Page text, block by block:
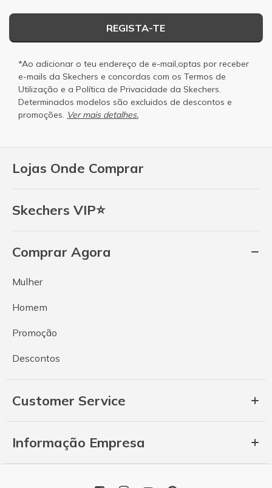
Lojas Onde Comprar
Skechers VIP⭐
Comprar Agora
Mulher
Homem
Promoção
Descontos
Customer Service
Informação Empresa
REGISTA-TE
*Ao adicionar o teu endereço de e-mail,optas por receber
e-mails da Skechers e concordas com os Termos de
Utilização e a Política de Privacidade da Skechers.
Determinados modelos são excluidos de descontos e
promoções. Ver mais detalhes.